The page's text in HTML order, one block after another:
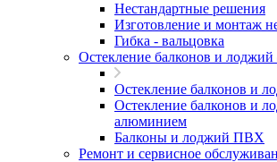
Нестандартные решения
Изготовление и монтаж
Гибка - вальцовка
Остекление балконов и лоджий
Остекление балконов и
Остекление балконов и
алюминием
Балконы и лоджий ПВХ
Ремонт и сервисное